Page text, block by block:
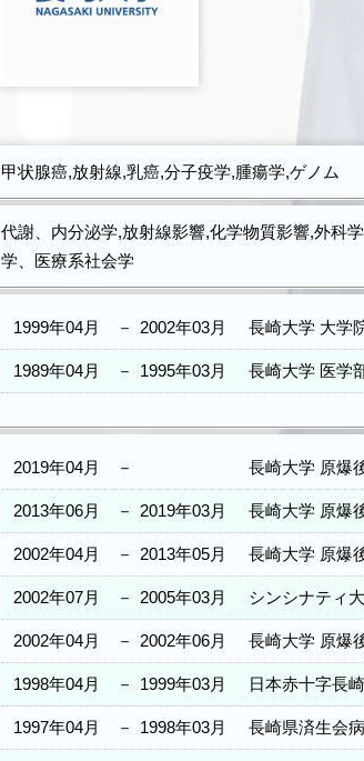
甲状腺癌,放射線,乳癌,分子疫学,腫瘍学,ゲノム
代謝、内分泌学,放射線影響,化学物質影響,外科
学、医療系社会学
1999年04月 － 2002年03月 長崎大学 大学
1989年04月 － 1995年03月 長崎大学 医学
2019年04月 － 長崎大学 原爆
2013年06月 － 2019年03月 長崎大学 原爆
2002年04月 － 2013年05月 長崎大学 原爆
2002年07月 － 2005年03月 シンシナティ
2002年04月 － 2002年06月 長崎大学 原爆
1998年04月 － 1999年03月 日本赤十字長
1997年04月 － 1998年03月 長崎県済生会